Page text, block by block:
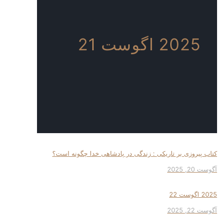
2025 اگوست 21
کتاب پیروزی بر تاریکی : زندگی در پادشاهی خدا چگونه است؟
آگوست 20, 2025
2025 اگوست 22
آگوست 22, 2025